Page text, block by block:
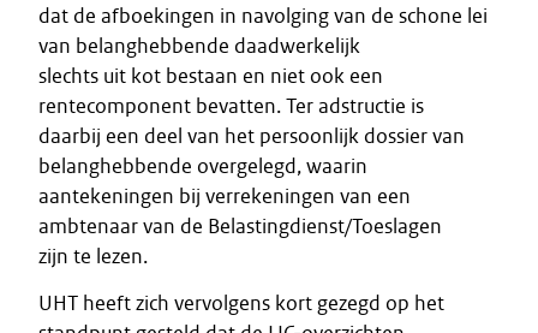
dat de afboekingen in navolging van de schone lei
van belanghebbende daadwerkelijk
slechts uit kot bestaan en niet ook een
rentecomponent bevatten. Ter adstructie is
daarbij een deel van het persoonlijk dossier van
belanghebbende overgelegd, waarin
aantekeningen bij verrekeningen van een
ambtenaar van de Belastingdienst/Toeslagen
zijn te lezen.
UHT heeft zich vervolgens kort gezegd op het